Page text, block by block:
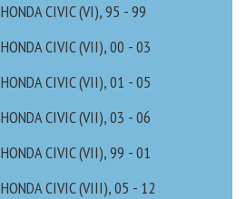
HONDA CIVIC (VI), 95 - 99
HONDA CIVIC (VII), 00 - 03
HONDA CIVIC (VII), 01 - 05
HONDA CIVIC (VII), 03 - 06
HONDA CIVIC (VII), 99 - 01
HONDA CIVIC (VIII), 05 - 12